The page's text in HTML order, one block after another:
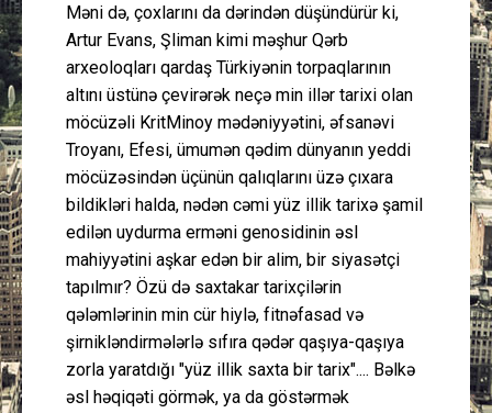
Peşə etikası
Əlaqə
Məni də, çoxlarını da dərindən düşündürür ki,
Artur Evans, Şliman kimi məşhur Qərb
arxeoloqları qardaş Türkiyənin torpaqlarının
altını üstünə çevirərək neçə min illər tarixi olan
möcüzəli KritMinoy mədəniyyətini, əfsanəvi
Troyanı, Efesi, ümumən qədim dünyanın yeddi
möcüzəsindən üçünün qalıqlarını üzə çıxara
bildikləri halda, nədən cəmi yüz illik tarixə şamil
edilən uydurma erməni genosidinin əsl
mahiyyətini aşkar edən bir alim, bir siyasətçi
tapılmır? Özü də saxtakar tarixçilərin
qələmlərinin min cür hiylə, fitnəfasad və
şirnikləndirmələrlə sıfıra qədər qaşıya-qaşıya
zorla yaratdığı "yüz illik saxta bir tarix".... Bəlkə
əsl həqiqəti görmək, ya da göstərmək